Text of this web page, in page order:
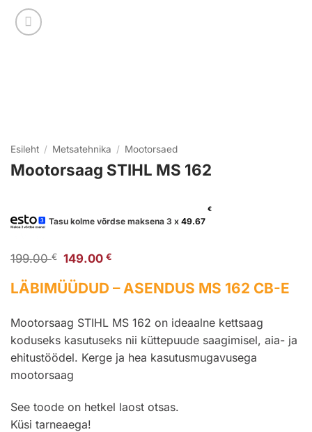
Esileht / Metsatehnika / Mootorsaed
Mootorsaag STIHL MS 162
Tasu kolme võrdse maksena 3 x 49.67
€
199.00€ Algne
oli:
199.00 €.
149.00€
on:
149.00 €.
LÄBIMÜÜDUD –ASENDUS MS 162 CB-E
Mootorsaag STIHL MS 162 on ideaalne kettsaag
koduseks kasutuseks nii küttepuude saagimisel, aia- ja
ehitustöödel. Kerge ja hea kasutusmugavusega
mootorsaag
See toode on hetkel laost otsas.
Küsi tarneaega!